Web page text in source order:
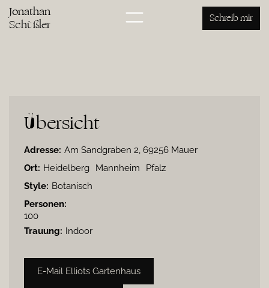
Jonathan
Schüßler Schreib mir
Übersicht
Adresse: Am Sandgraben 2, 69256 Mauer
Ort: Heidelberg Mannheim
Pfalz
Style: Botanisch
Personen:
100
Trauung: Indoor
E-Mail Elliots Gartenhaus